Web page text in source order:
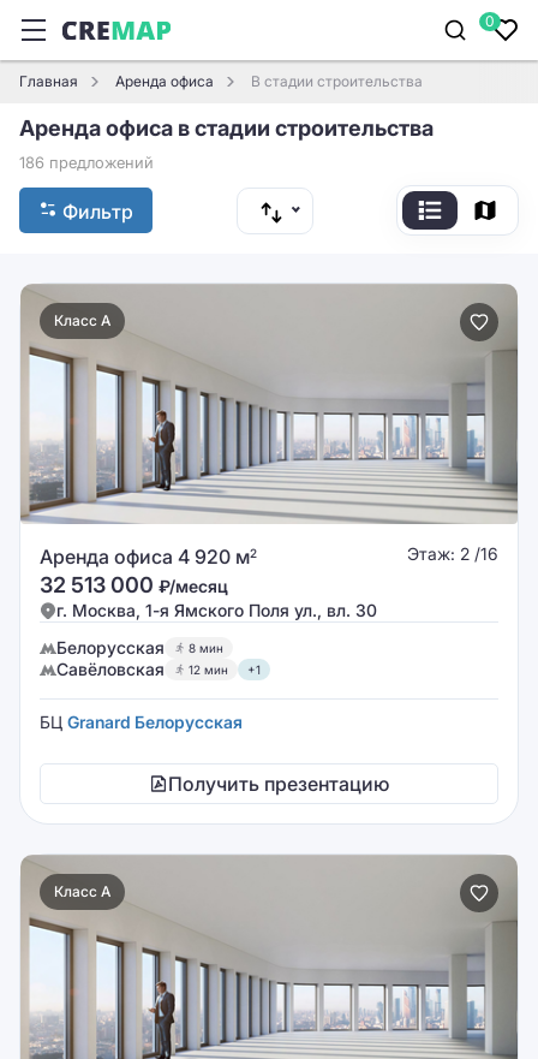
0
Главная Аренда офиса В стадии строительства
Аренда офиса в стадии строительства
186 предложений
Фильтр
Класс A
Аренда офиса 4 920 м2 Этаж: 2 /16
32 513 000 ₽/месяц
г. Москва, 1-я Ямского Поля ул., вл. 30
Белорусская
8 мин
Савёловская 12 мин +1
БЦ Granard Белорусская
Получить презентацию
Класс A